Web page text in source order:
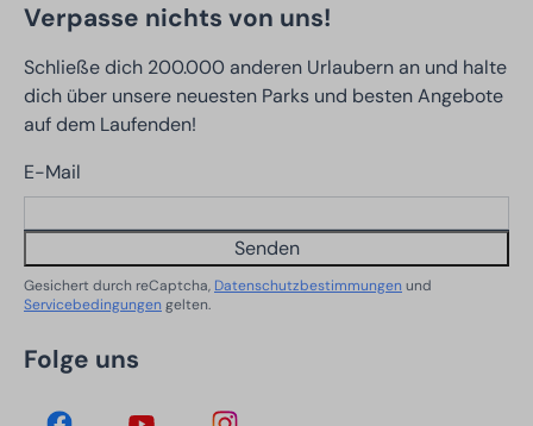
Verpasse nichts von uns!
Schließe dich 200.000 anderen Urlaubern an und halte
dich über unsere neuesten Parks und besten Angebote
auf dem Laufenden!
E-Mail
Senden
Gesichert durch reCaptcha, Datenschutzbestimmungen und
Servicebedingungen gelten.
Folge uns